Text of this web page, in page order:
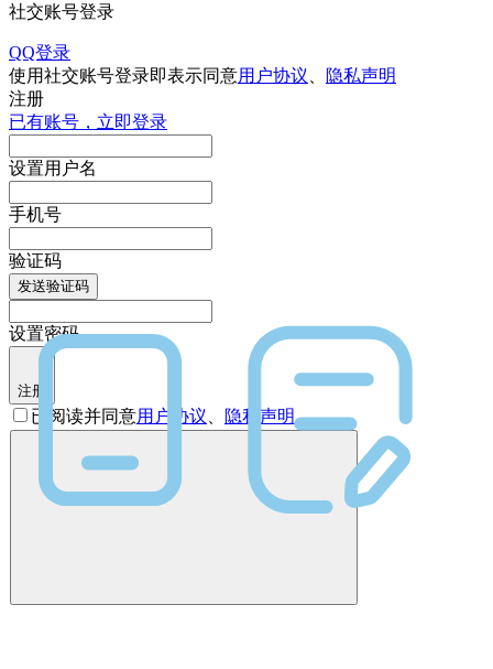
社交账号登录
QQ登录
使用社交账号登录即表示同意用户协议
隐私声明
注册
已有账号，立即登录
设置用户名
手机号
验证码
发送验证码
设置密码
注册
已阅读并同意用户协议 隐私声明